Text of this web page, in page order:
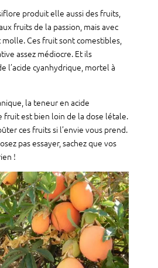
produit elle aussi des fruits,
fruits de la passion, mais avec
Ces fruit sont comestibles,
assez médiocre. Et ils
l’acide cyanhydrique, mortel à
la teneur en acide
fruit est bien loin de la dose létale.
ces fruits si l’envie vous prend.
pas essayer, sachez que vos
!